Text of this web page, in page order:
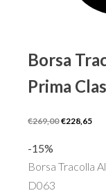
Borsa
Prima
€269,00 Il
era:
€228,65Il
è:
-15%
Borsa Tracolla
D063